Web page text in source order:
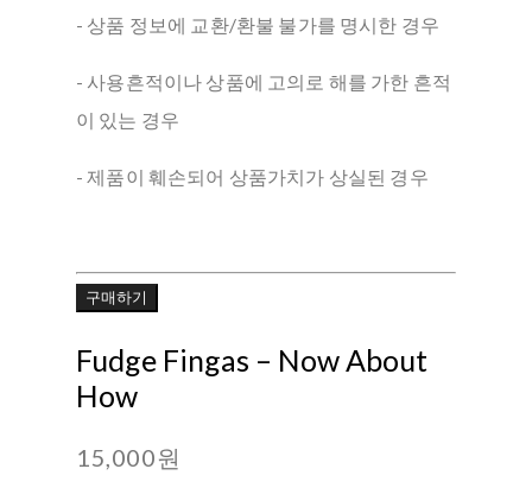
- 상품 정보에 교환/환불 불가를 명시한 경우
- 사용흔적이나 상품에 고의로 해를 가한 흔적
이 있는 경우
- 제품이 훼손되어 상품가치가 상실된 경우
구매하기
Fudge Fingas ‎– Now About
How
15,000원